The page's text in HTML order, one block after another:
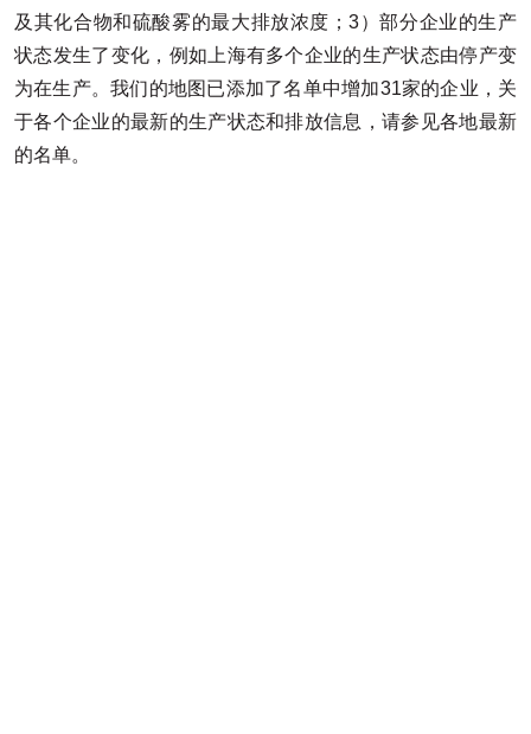
及其化合物和硫酸雾的最大排放浓度；3）部分企业的生产
状态发生了变化，例如上海有多个企业的生产状态由停产变
为在生产。我们的地图已添加了名单中增加31家的企业，关
于各个企业的最新的生产状态和排放信息，请参见各地最新
的名单。